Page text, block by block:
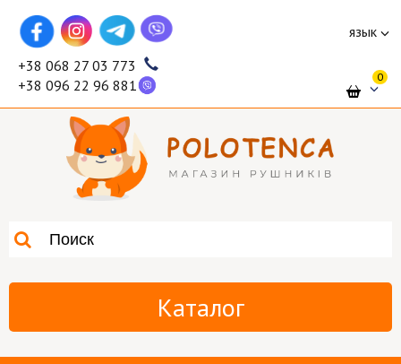
язык
+38 068 27 03 773
+38 096 22 96 881
0
Каталог